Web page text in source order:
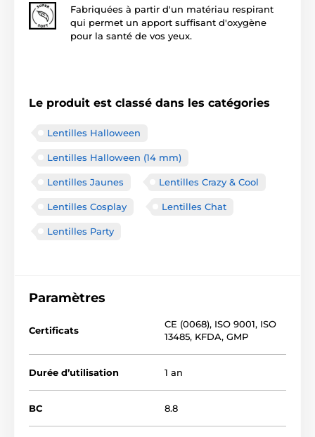
Fabriquées à partir d'un matériau respirant
qui permet un apport suffisant d'oxygène
pour la santé de vos yeux.
Le produit est classé dans les catégories
Lentilles Halloween
Lentilles Halloween (14 mm)
Lentilles Jaunes Lentilles Crazy & Cool
Lentilles Cosplay Lentilles Chat
Lentilles Party
Paramètres
Certificats
CE (0068), ISO 9001, ISO
13485, KFDA, GMP
Durée d’utilisation 1 an
BC 8.8